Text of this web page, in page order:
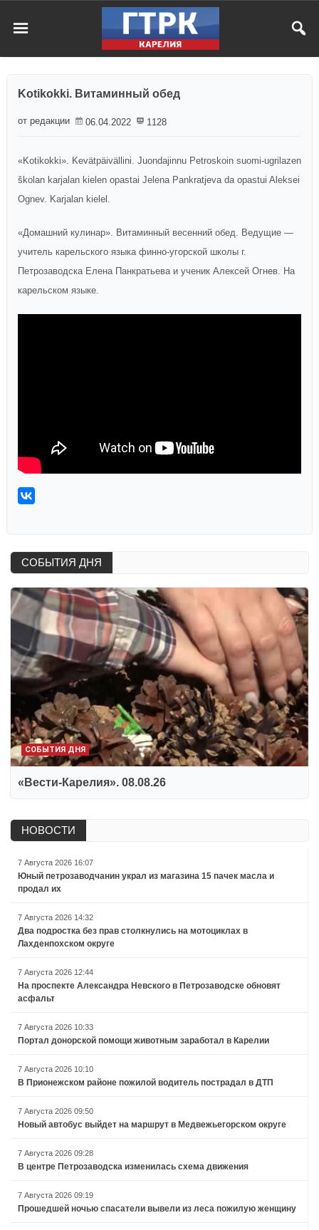
Kotikokki. Витаминный обед
от редакции 06.04.2022 1128
«Kotikokki». Kevätpäivällini. Juondajinnu Petroskoin suomi-ugrilazen
školan karjalan kielen opastai Jelena Pankratjeva da opastui Aleksei
Ognev. Karjalan kielel.
«Домашний кулинар». Витаминный весенний обед. Ведущие —
учитель карельского языка финно-угорской школы г.
Петрозаводска Елена Панкратьева и ученик Алексей Огнев. На
карельском языке.
СОБЫТИЯ ДНЯ
СОБЫТИЯ ДНЯ
«Вести-Карелия». 08.08.26
НОВОСТИ
7 Августа 2026 16:07
Юный петрозаводчанин украл из магазина 15 пачек масла и
продал их
7 Августа 2026 14:32
Два подростка без прав столкнулись на мотоциклах в
Лахденпохском округе
7 Августа 2026 12:44
На проспекте Александра Невского в Петрозаводске обновят
асфальт
7 Августа 2026 10:33
Портал донорской помощи животным заработал в Карелии
7 Августа 2026 10:10
В Прионежском районе пожилой водитель пострадал в ДТП
7 Августа 2026 09:50
Новый автобус выйдет на маршрут в Медвежьегорском округе
7 Августа 2026 09:28
В центре Петрозаводска изменилась схема движения
7 Августа 2026 09:19
Прошедшей ночью спасатели вывели из леса пожилую женщину